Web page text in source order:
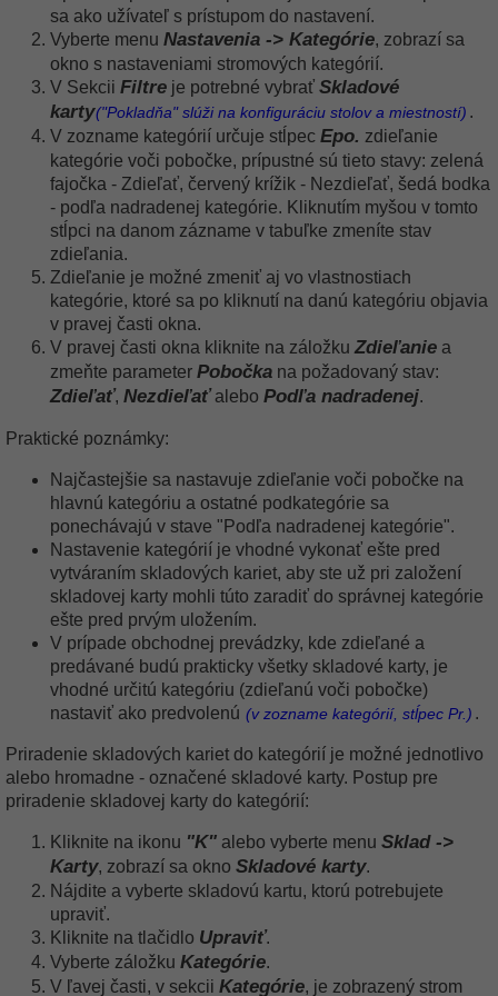
sa ako užívateľ s prístupom do nastavení.
Vyberte menu Nastavenia -> Kategórie, zobrazí sa
okno s nastaveniami stromových kategórií.
V Sekcii Filtre je potrebné vybrať Skladové
karty("Pokladňa" slúži na konfiguráciu stolov a miestností) .
V zozname kategórií určuje stĺpec Epo. zdieľanie
kategórie voči pobočke, prípustné sú tieto stavy: zelená
fajočka - Zdieľať, červený krížik - Nezdieľať, šedá bodka
- podľa nadradenej kategórie. Kliknutím myšou v tomto
stĺpci na danom zázname v tabuľke zmeníte stav
zdieľania.
Zdieľanie je možné zmeniť aj vo vlastnostiach
kategórie, ktoré sa po kliknutí na danú kategóriu objavia
v pravej časti okna.
V pravej časti okna kliknite na záložkuZdieľanie a
zmeňte parameter Pobočka na požadovaný stav:
Zdieľať, Nezdieľaťalebo Podľa nadradenej.
Praktické poznámky:
Najčastejšie sa nastavuje zdieľanie voči pobočke na
hlavnú kategóriu a ostatné podkategórie sa
ponechávajú v stave "Podľa nadradenej kategórie".
Nastavenie kategórií je vhodné vykonať ešte pred
vytváraním skladových kariet, aby ste už pri založení
skladovej karty mohli túto zaradiť do správnej kategórie
ešte pred prvým uložením.
V prípade obchodnej prevádzky, kde zdieľané a
predávané budú prakticky všetky skladové karty, je
vhodné určitú kategóriu (zdieľanú voči pobočke)
nastaviť ako predvolenú (v zozname kategórií, stĺpec Pr.) .
Priradenie skladových kariet do kategórií je možné jednotlivo
alebo hromadne - označené skladové karty. Postup pre
priradenie skladovej karty do kategórií:
Kliknite na ikonu "K" alebo vyberte menu Sklad ->
Karty, zobrazí sa okno Skladové karty.
Nájdite a vyberte skladovú kartu, ktorú potrebujete
upraviť.
Kliknite na tlačidlo Upraviť.
Vyberte záložku Kategórie.
V ľavej časti, v sekcii Kategórie, je zobrazený strom